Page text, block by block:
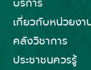
เกี่ยวกับหน่วยงา
คลังวิชาการ
ประชาชนควรรู้